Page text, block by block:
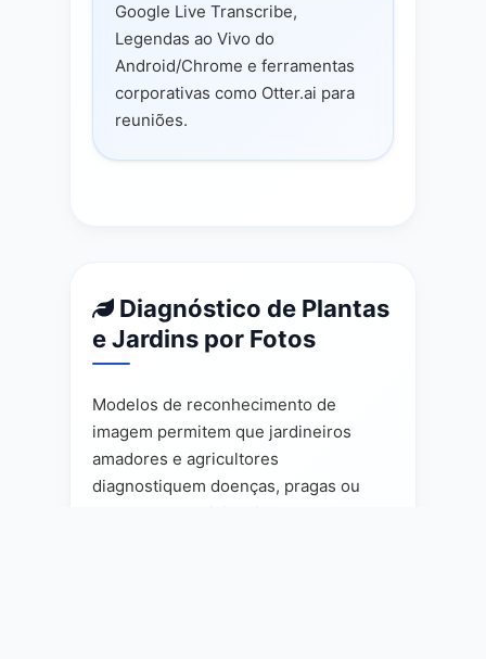
Google Live Transcribe,
Legendas ao Vivo do
Android/Chrome e ferramentas
corporativas como Otter.ai para
reuniões.
Diagnóstico de Plantas
e Jardins por Fotos
Modelos de reconhecimento de
imagem permitem que jardineiros
amadores e agricultores
diagnostiquem doenças, pragas ou